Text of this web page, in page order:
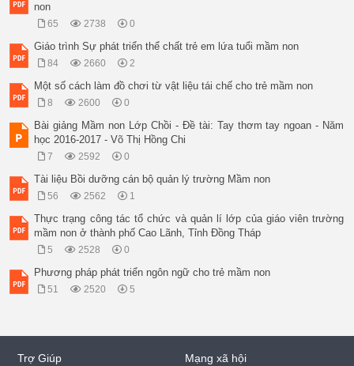
non
65 2738 0
Giáo trình Sự phát triển thể chất trẻ em lứa tuổi mầm non
84 2660 2
Một số cách làm đồ chơi từ vật liệu tái chế cho trẻ mầm non
8 2600 0
Bài giảng Mầm non Lớp Chồi - Đề tài: Tay thơm tay ngoan - Năm
học 2016-2017 - Võ Thị Hồng Chi
7 2592 0
Tài liệu Bồi dưỡng cán bộ quản lý trường Mầm non
56 2562 1
Thực trạng công tác tổ chức và quản lí lớp của giáo viên trường
mầm non ở thành phố Cao Lãnh, Tỉnh Đồng Tháp
5 2528 0
Phương pháp phát triển ngôn ngữ cho trẻ mầm non
51 2520 5
Trợ Giúp Mạng xã hội